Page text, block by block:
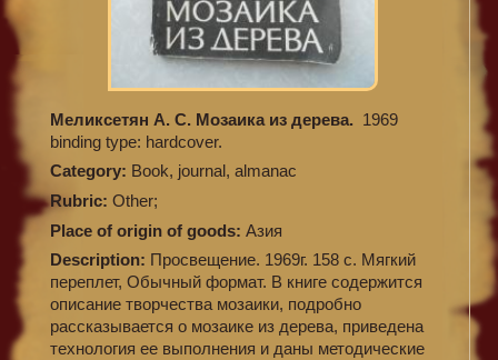
Меликсетян А. С. Мозаика из дерева. 1969
binding type: hardcover.
Category: Book, journal, almanac
Rubric: Other;
Place of origin of goods: Азия
Description: Просвещение. 1969г. 158 c. Мягкий
переплет, Обычный формат. В книге содержится
описание творчества мозаики, подробно
рассказывается о мозаике из дерева, приведена
технология ее выполнения и даны методические